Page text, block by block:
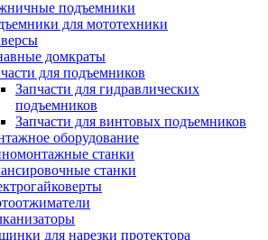
подъемники
для мототехники
домкраты
для подъемников
Запчасти для гидравлических
подъемников
Запчасти для винтовых подъемников
оборудование
станки
станки
для нарезки протектора